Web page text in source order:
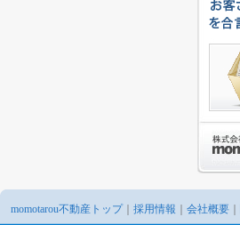
momotarou不動産トップ｜ 採用情報 会社概要